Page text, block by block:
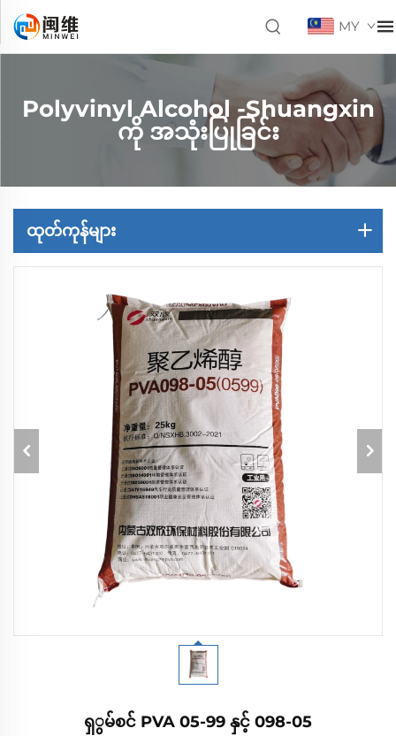
MY
Polyvinyl Alcohol -Shuangxin
ကို အသုံးပြုခြင်း
ထုတ်ကုန်များ
ရှွမ်စင် PVA 05-99 နှင့် 098-05